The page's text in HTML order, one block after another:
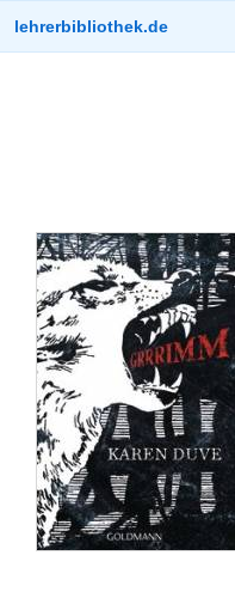
lehrerbibliothek.de